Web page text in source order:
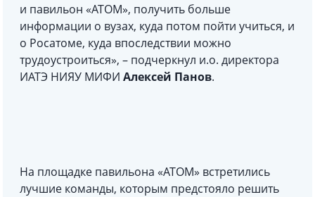
и павильон «АТОМ», получить больше
информации о вузах, куда потом пойти учиться, и
о Росатоме, куда впоследствии можно
трудоустроиться», – подчеркнул и.о. директора
ИАТЭ НИЯУ МИФИ Алексей Панов.
На площадке павильона «АТОМ» встретились
лучшие команды, которым предстояло решить